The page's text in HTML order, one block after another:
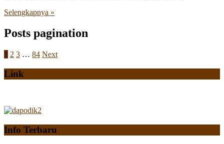
Selengkapnya »
Posts pagination
1 2 3 … 84 Next
Link
Info Terbaru